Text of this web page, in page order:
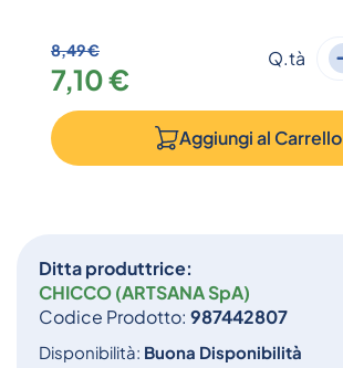
Ditta produttrice:
CHICCO (ARTSANA SpA)
Codice Prodotto: 987442807
Disponibilità: Buona Disponibilità
8,49 €
7,10 €
Q.tà
Aggiungi al Carrello